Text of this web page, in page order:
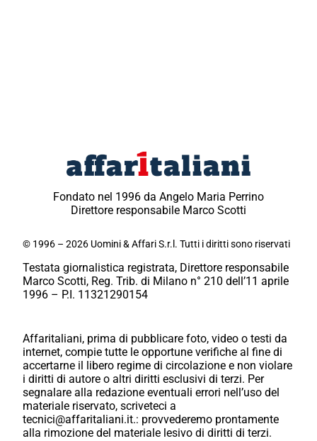
Fondato nel 1996 da Angelo Maria Perrino
Direttore responsabile Marco Scotti
© 1996 – 2026 Uomini & Affari S.r.l. Tutti i diritti sono riservati
Testata giornalistica registrata, Direttore responsabile
Marco Scotti, Reg. Trib. di Milano n° 210 dell’11 aprile
1996 – P.I. 11321290154
Affaritaliani, prima di pubblicare foto, video o testi da
internet, compie tutte le opportune verifiche al fine di
accertarne il libero regime di circolazione e non violare
i diritti di autore o altri diritti esclusivi di terzi. Per
segnalare alla redazione eventuali errori nell’uso del
materiale riservato, scriveteci a
tecnici@affaritaliani.it.: provvederemo prontamente
alla rimozione del materiale lesivo di diritti di terzi.